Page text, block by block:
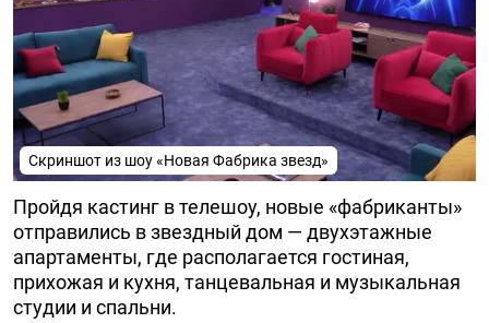
Скриншот из шоу «Новая Фабрика звезд»
Пройдя кастинг в телешоу, новые «фабриканты»
отправились в звездный дом — двухэтажные
апартаменты, где располагается гостиная,
прихожая и кухня, танцевальная и музыкальная
студии и спальни.